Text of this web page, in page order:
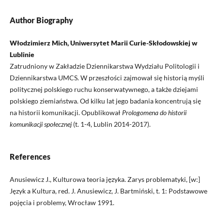
Author Biography
Włodzimierz Mich, Uniwersytet Marii Curie-Skłodowskiej w
Lublinie
Zatrudniony w Zakładzie Dziennikarstwa Wydziału Politologii i
Dziennikarstwa UMCS. W przeszłości zajmował się historią myśli
politycznej polskiego ruchu konserwatywnego, a także dziejami
polskiego ziemiaństwa. Od kilku lat jego badania koncentrują się
na historii komunikacji. Opublikował Prologomena do historii
komunikacji społecznej(t. 1-4, Lublin 2014-2017).
References
Anusiewicz J., Kulturowa teoria języka. Zarys problematyki, [w:]
Język a Kultura, red. J. Anusiewicz, J. Bartmiński, t. 1: Podstawowe
pojęcia i problemy, Wrocław 1991.